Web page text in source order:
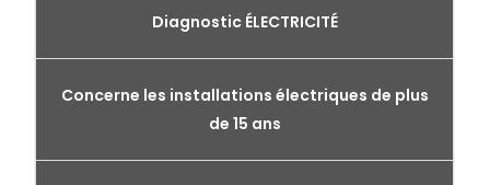
Diagnostic ÉLECTRICITÉ
Concerne les installations électriques de plus
de 15 ans